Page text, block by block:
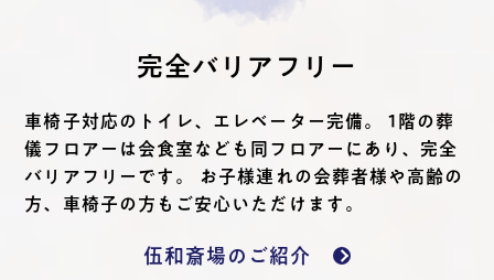
完全バリアフリー
車椅子対応のトイレ、エレベーター完備。 1階の葬
儀フロアーは会食室なども同フロアーにあり、完全
バリアフリーです。 お子様連れの会葬者様や高齢の
方、車椅子の方もご安心いただけます。
伍和斎場のご紹介